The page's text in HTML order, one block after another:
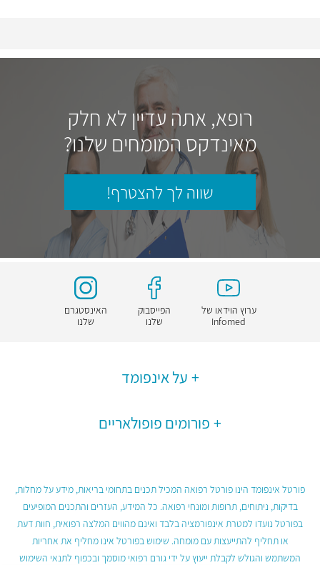
רופא, אתה עדיין לא חלק
מאינדקס המומחים שלנו?
שווה לך להצטרף!
ערוץ הוידאו של
Infomed
הפייסבוק
שלנו
האינסטגרם
שלנו
על אינפומד
פורומים פופולאריים
פורטל אינפומד הינו פורטל רפואה המכיל תכנים בתחומי בריאות, מידע על מחלות,
בדיקות, ניתוחים, תרופות ומונחי רפואה. כל המידע, העזרים והתכנים המופיעים
בפורטל נועדו למטרת אינפורמציה בלבד ואינם מהווים המלצה רפואית, חוות דעת
או תחליף להתייעצות עם מומחה. שימוש בפורטל אינו מחליף את אחריות
המשתמש והגולש לקבלת ייעוץ על ידי גורם רפואי מוסמך ובכפוף לתנאי השימוש